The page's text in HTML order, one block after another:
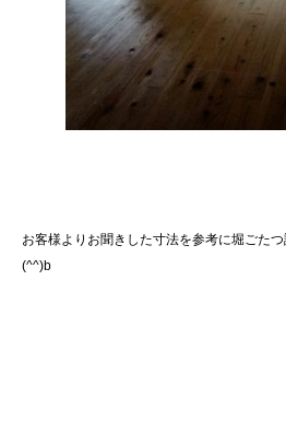
お客様よりお聞きした寸法を参考に堀ごた
(^^)b